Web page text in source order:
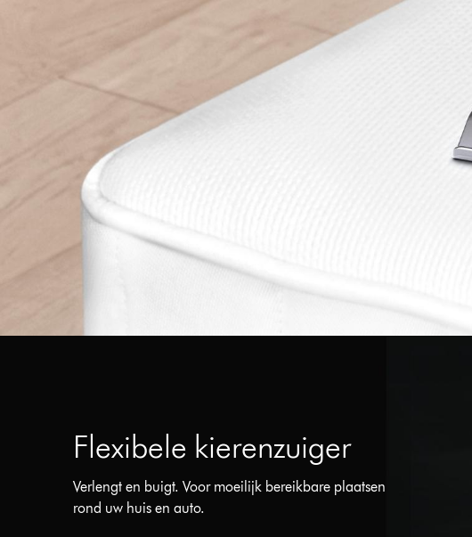
Flexibele kierenzuiger
Verlengt en buigt. Voor moeilijk bereikbare plaatsen
rond uw huis en auto.